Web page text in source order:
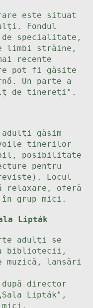
este situat
Fondul
specialitate,
limbi străine,
recente
pot fi găsite
Un parte a
de tinereţi".
găsim
tinerilor
posibilitate
pentru
Locul
relaxare, oferă
grup mici.
Lipták
adulţi se
a bibliotecii,
muzică, lansări
director
Lipták",